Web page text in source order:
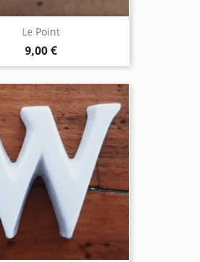
Le Point
9,00 €